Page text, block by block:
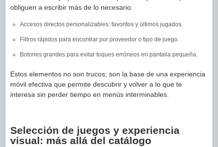
obliguen a escribir más de lo necesario.
Accesos directos personalizables: favoritos y últimos jugados.
Filtros rápidos para encontrar por proveedor o tipo de juego.
Botones grandes para evitar toques erróneos en pantalla pequeña.
Estos elementos no son trucos; son la base de una experiencia
móvil efectiva que permite descubrir y volver a lo que te
interesa sin perder tiempo en menús interminables.
Selección de juegos y experiencia
visual: más allá del catálogo